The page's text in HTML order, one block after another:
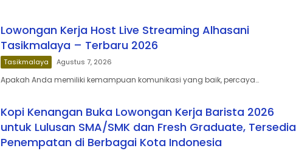
Lowongan Kerja Host Live Streaming Alhasani
Tasikmalaya – Terbaru 2026
Tasikmalaya Agustus 7, 2026
Apakah Anda memiliki kemampuan komunikasi yang baik, percaya…
Kopi Kenangan Buka Lowongan Kerja Barista 2026
untuk Lulusan SMA/SMK dan Fresh Graduate, Tersedia
Penempatan di Berbagai Kota Indonesia